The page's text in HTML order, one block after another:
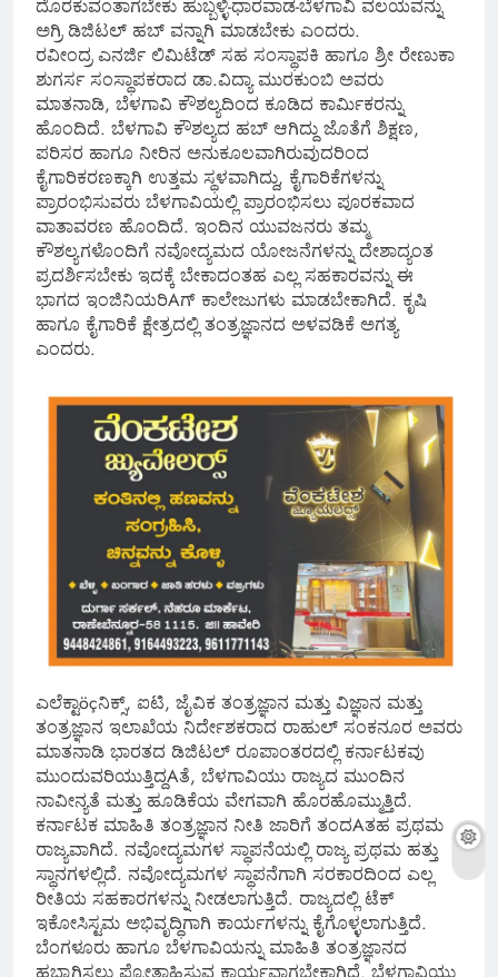
ದೊರಕುವಂತಾಗಬೇಕು ಹುಬ್ಬಳ್ಳಿ-ಧಾರವಾಡ-ಬೆಳಗಾವಿ ವಲಯವನ್ನು
ಅಗ್ರಿ ಡಿಜಿಟಲ್ ಹಬ್ ವನ್ನಾಗಿ ಮಾಡಬೇಕು ಎಂದರು.
ರವೀಂದ್ರ ಎನರ್ಜಿ ಲಿಮಿಟೆಡ್ ಸಹ ಸಂಸ್ಥಾಪಕಿ ಹಾಗೂ ಶ್ರೀ ರೇಣುಕಾ
ಶುಗರ್ಸ ಸಂಸ್ಥಾಪಕರಾದ ಡಾ.ವಿದ್ಯಾ ಮುರಕುಂಬಿ ಅವರು
ಮಾತನಾಡಿ, ಬೆಳಗಾವಿ ಕೌಶಲ್ಯದಿಂದ ಕೂಡಿದ ಕಾರ್ಮಿಕರನ್ನು
ಹೊಂದಿದೆ. ಬೆಳಗಾವಿ ಕೌಶಲ್ಯದ ಹಬ್ ಆಗಿದ್ದು ಜೊತೆಗೆ ಶಿಕ್ಷಣ,
ಪರಿಸರ ಹಾಗೂ ನೀರಿನ ಅನುಕೂಲವಾಗಿರುವುದರಿಂದ
ಕೈಗಾರಿಕರಣಕ್ಕಾಗಿ ಉತ್ತಮ ಸ್ಥಳವಾಗಿದ್ದು, ಕೈಗಾರಿಕೆಗಳನ್ನು
ಪ್ರಾರಂಭಿಸುವರು ಬೆಳಗಾವಿಯಲ್ಲಿ ಪ್ರಾರಂಭಿಸಲು ಪೂರಕವಾದ
ವಾತಾವರಣ ಹೊಂದಿದೆ. ಇಂದಿನ ಯುವಜನರು ತಮ್ಮ
ಕೌಶಲ್ಯಗಳೊಂದಿಗೆ ನವೋದ್ಯಮದ ಯೋಜನೆಗಳನ್ನು ದೇಶಾದ್ಯಂತ
ಪ್ರದರ್ಶಿಸಬೇಕು ಇದಕ್ಕೆ ಬೇಕಾದಂತಹ ಎಲ್ಲ ಸಹಕಾರವನ್ನು ಈ
ಭಾಗದ ಇಂಜಿನಿಯರಿAಗ್ ಕಾಲೇಜುಗಳು ಮಾಡಬೇಕಾಗಿದೆ. ಕೃಷಿ
ಹಾಗೂ ಕೈಗಾರಿಕೆ ಕ್ಷೇತ್ರದಲ್ಲಿ ತಂತ್ರಜ್ಞಾನದ ಅಳವಡಿಕೆ ಅಗತ್ಯ
ಎಂದರು.
ಎಲೆಕ್ಟಾöçನಿಕ್ಸ್, ಐಟಿ, ಜೈವಿಕ ತಂತ್ರಜ್ಞಾನ ಮತ್ತು ವಿಜ್ಞಾನ ಮತ್ತು
ತಂತ್ರಜ್ಞಾನ ಇಲಾಖೆಯ ನಿರ್ದೇಶಕರಾದ ರಾಹುಲ್ ಸಂಕನೂರ ಅವರು
ಮಾತನಾಡಿ ಭಾರತದ ಡಿಜಿಟಲ್ ರೂಪಾಂತರದಲ್ಲಿ ಕರ್ನಾಟಕವು
ಮುಂದುವರಿಯುತ್ತಿದ್ದAತೆ, ಬೆಳಗಾವಿಯು ರಾಜ್ಯದ ಮುಂದಿನ
ನಾವೀನ್ಯತೆ ಮತ್ತು ಹೂಡಿಕೆಯ ವೇಗವಾಗಿ ಹೊರಹೊಮ್ಮುತ್ತಿದೆ.
ಕರ್ನಾಟಕ ಮಾಹಿತಿ ತಂತ್ರಜ್ಞಾನ ನೀತಿ ಜಾರಿಗೆ ತಂದAತಹ ಪ್ರಥಮ
ರಾಜ್ಯವಾಗಿದೆ. ನವೋದ್ಯಮಗಳ ಸ್ಥಾಪನೆಯಲ್ಲಿ ರಾಜ್ಯ ಪ್ರಥಮ ಹತ್ತು
ಸ್ಥಾನಗಳಲ್ಲಿದೆ. ನವೋದ್ಯಮಗಳ ಸ್ಥಾಪನೆಗಾಗಿ ಸರಕಾರದಿಂದ ಎಲ್ಲ
ರೀತಿಯ ಸಹಕಾರಗಳನ್ನು ನೀಡಲಾಗುತ್ತಿದೆ. ರಾಜ್ಯದಲ್ಲಿ ಟೆಕ್
ಇಕೋಸಿಸ್ಟಮ ಅಭಿವೃದ್ಧಿಗಾಗಿ ಕಾರ್ಯಗಳನ್ನು ಕೈಗೊಳ್ಳಲಾಗುತ್ತಿದೆ.
ಬೆಂಗಳೂರು ಹಾಗೂ ಬೆಳಗಾವಿಯನ್ನು ಮಾಹಿತಿ ತಂತ್ರಜ್ಞಾನದ